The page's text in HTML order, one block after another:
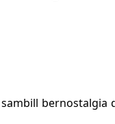
bernostalgia